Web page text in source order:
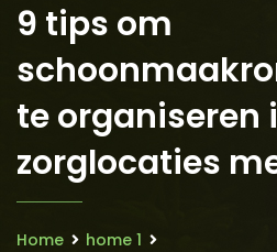
9 tips om
te organiseren
zorglocaties
Home
home 1